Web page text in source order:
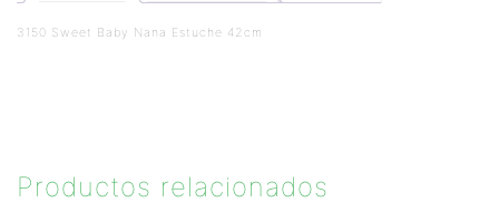
3150 Sweet Baby Nana Estuche 42cm
Productos relacionados